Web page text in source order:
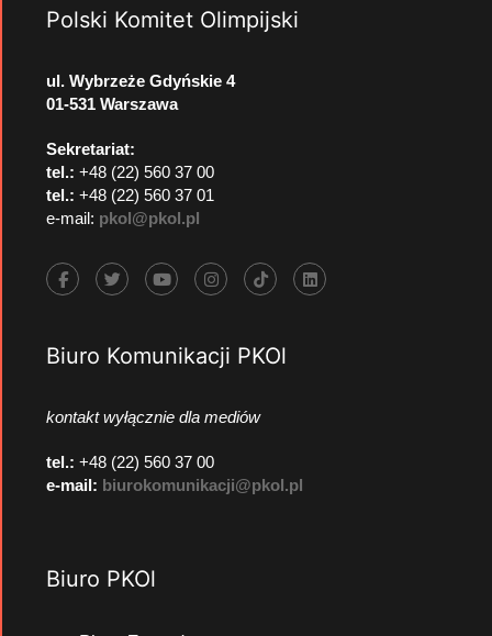
Polski Komitet Olimpijski
ul. Wybrzeże Gdyńskie 4
01-531 Warszawa
Sekretariat:
tel.: +48 (22) 560 37 00
tel.: +48 (22) 560 37 01
e-mail: pkol@pkol.pl
Biuro Komunikacji PKOl
kontakt wyłącznie dla mediów
tel.: +48 (22) 560 37 00
e-mail: biurokomunikacji@pkol.pl
Biuro PKOl